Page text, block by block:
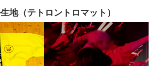
地（テトロントロマット）